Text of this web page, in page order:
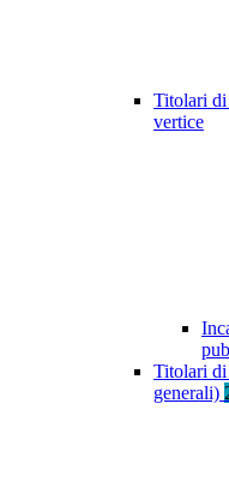
Titolari
vertice
Titolari
generali)